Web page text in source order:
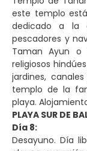
este templo
dedicado a la
pescadores y
Taman Ayun o
religiosos
jardines,
templo de la
playa.
PLAYA SUR DE
Día 8:
Desayuno. Día